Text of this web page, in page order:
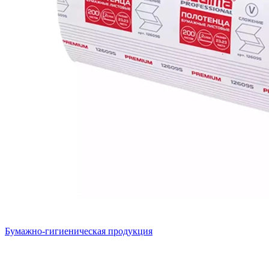
Бумажно-гигиеническая продукция